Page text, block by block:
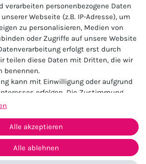
★★★★★
4.5 / 5.0 (23.143)
Daten­schutz­erklärung
AGB
Kontakt
Vertrag widerrufen
verarbeiten personenbezogene Daten
Webseite (z.B. IP-Adresse), um
zu personalisieren, Medien von
oder Zugriffe auf unsere Website
erfolgt erst durch
teilen diese Daten mit Dritten, die wir
benennen.
kann mit Einwilligung oder aufgrund
erfolgen. Die Zustimmung
werden. Es besteht das Recht,
zu widerrufen. Beachten Sie unser
Hinweise zur Verwendung
in unserer
Alle akzeptieren
Alle ablehnen